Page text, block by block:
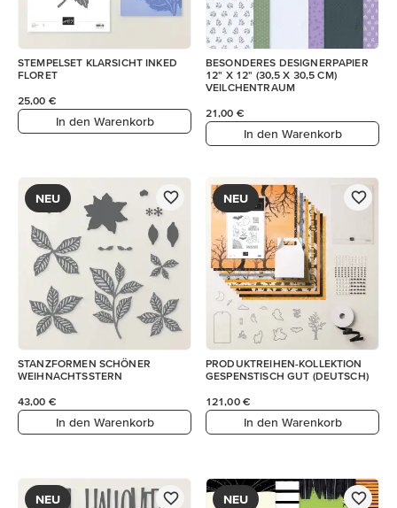
STEMPELSET KLARSICHT INKED
FLORET
25,00 €
In den Warenkorb
BESONDERES DESIGNERPAPIER
12" X 12" (30,5 X 30,5 CM)
VEILCHENTRAUM
21,00 €
In den Warenkorb
NEU
STANZFORMEN SCHÖNER
WEIHNACHTSSTERN
43,00 €
In den Warenkorb
NEU
PRODUKTREIHEN-KOLLEKTION
GESPENSTISCH GUT (DEUTSCH)
121,00 €
In den Warenkorb
NEU NEU